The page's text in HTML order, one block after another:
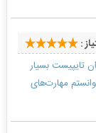
:
تایپیست بسیار
مهارت‌های